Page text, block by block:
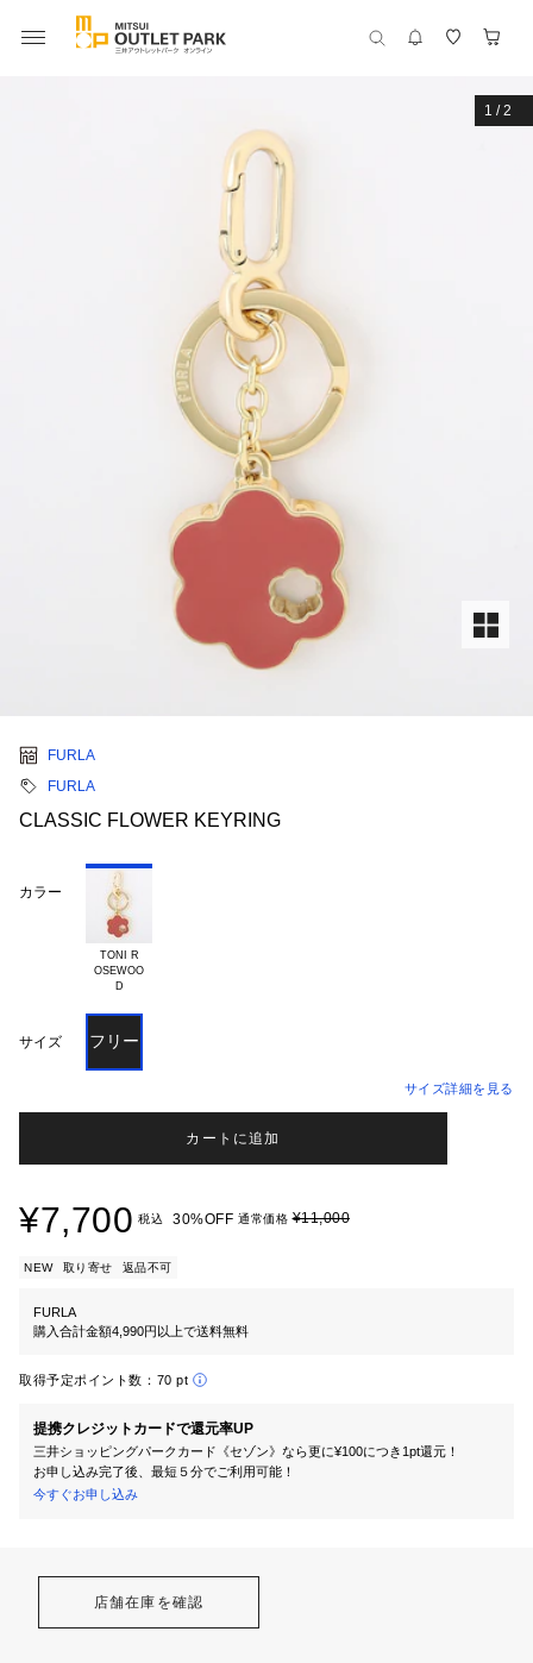
1 /2
FURLA
FURLA
CLASSIC FLOWER KEYRING
カラー
TONI R
OSEWOO
サイズ フリー
サイズ詳細を見る
カートに追加
¥7,700 税込 30%OFF 通常価格¥11,000
NEW 取り寄せ 返品不可
FURLA
購入合計金額4,990円以上で送料無料
取得予定ポイント数： 70 pt
提携クレジットカードで還元率UP
三井ショッピングパークカード《セゾン》なら更に¥100につき1pt還元！
お申し込み完了後、最短５分でご利用可能！
今すぐお申し込み
店舗在庫を確認